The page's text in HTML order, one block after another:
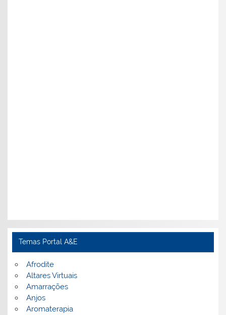
Temas Portal A&E
Afrodite
Altares Virtuais
Amarrações
Anjos
Aromaterapia